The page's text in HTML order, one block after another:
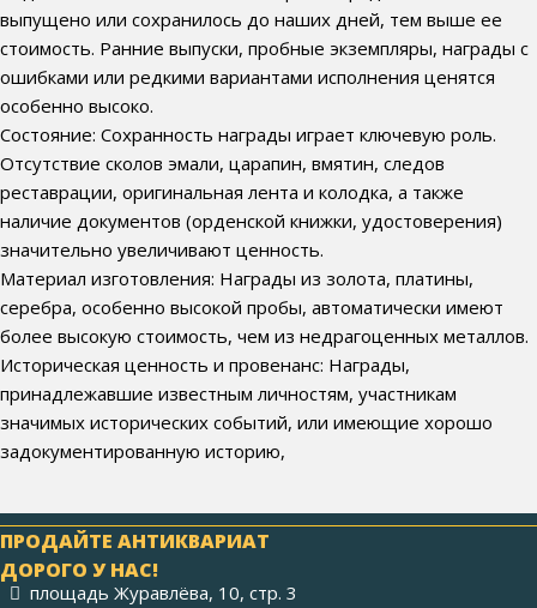
выпущено или сохранилось до наших дней, тем выше ее
стоимость. Ранние выпуски, пробные экземпляры, награды с
ошибками или редкими вариантами исполнения ценятся
особенно высоко.
Состояние: Сохранность награды играет ключевую роль.
Отсутствие сколов эмали, царапин, вмятин, следов
реставрации, оригинальная лента и колодка, а также
наличие документов (орденской книжки, удостоверения)
значительно увеличивают ценность.
Материал изготовления: Награды из золота, платины,
серебра, особенно высокой пробы, автоматически имеют
более высокую стоимость, чем из недрагоценных металлов.
Историческая ценность и провенанс: Награды,
принадлежавшие известным личностям, участникам
значимых исторических событий, или имеющие хорошо
задокументированную историю,
ПРОДАЙТЕ АНТИКВАРИАТ
ДОРОГО У НАС!
площадь Журавлёва, 10, стр. 3